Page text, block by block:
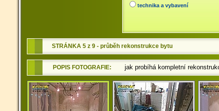
technika a vybavení
STRÁNKA 5 z 9 - průběh rekonstrukce bytu
POPIS FOTOGRAFIE: jak probíhá kompletní